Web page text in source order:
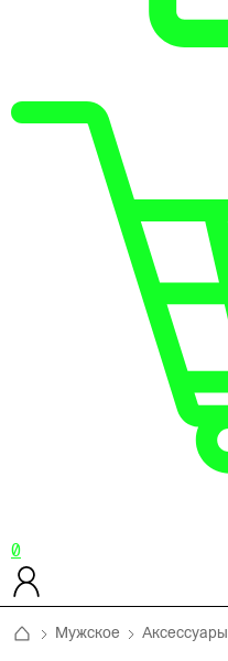
0
Мужское Аксессуары